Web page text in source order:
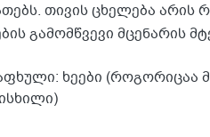
თივის ცხელება არის
გამომწვევი მცენარის
ხეები (როგორიცაა